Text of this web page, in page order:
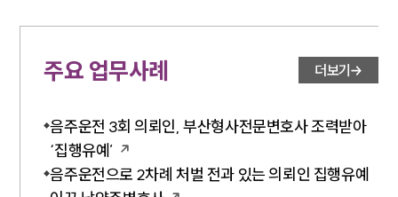
음주운전·교통사고전문변호사추천
소식/자료
언론보도
공지사항
주요 업무사례 더보기
음주운전 3회 의뢰인, 부산형사전문변호사 조력받아
‘집행유예’
음주운전으로 2차례 처벌 전과 있는 의뢰인 집행유예